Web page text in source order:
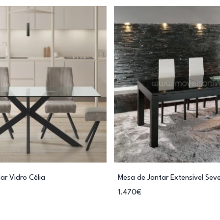
Vidro Célia
Mesa de Jantar Extensivel
1.470€